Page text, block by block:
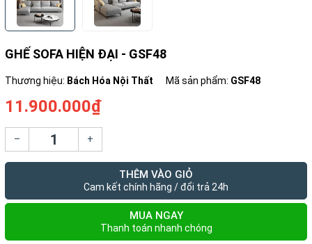
GHẾ SOFA HIỆN ĐẠI - GSF48
Thương hiệu: Bách Hóa Nội Thất Mã sản phẩm: GSF48
11.900.000₫
– +
THÊM VÀO GIỎ
Cam kết chính hãng / đổi trả 24h
MUA NGAY
Thanh toán nhanh chóng